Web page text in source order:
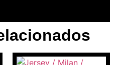
CON
1